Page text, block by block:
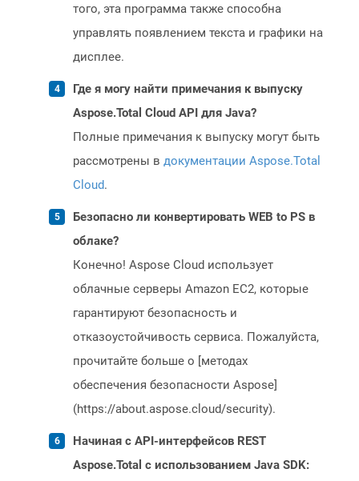
того, эта программа также способна
управлять появлением текста и графики на
дисплее.
Где я могу найти примечания к выпуску
Aspose.Total Cloud API для Java?
Полные примечания к выпуску могут быть
рассмотрены в документации Aspose.Total
Cloud.
Безопасно ли конвертировать WEB to PS в
облаке?
Конечно! Aspose Cloud использует
облачные серверы Amazon EC2, которые
гарантируют безопасность и
отказоустойчивость сервиса. Пожалуйста,
прочитайте больше о [методах
обеспечения безопасности Aspose]
(https://about.aspose.cloud/security).
Начиная с API-интерфейсов REST
Aspose.Total с использованием Java SDK: